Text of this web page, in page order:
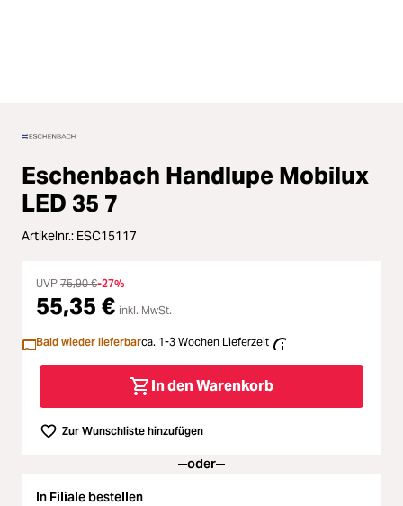
Loading...Zubehör
Loading...Licht & Studio
Loading...Bildbearbeitung
Loading...Ferngläser
Loading...Second Hand
Loading...SALE
Loading...
Eschenbach Handlupe Mobilux
LED 35 7
Artikelnr.: ESC15117
UVP 75,90 €-27%
55,35 € inkl. MwSt.
Bald wieder lieferbarca. 1-3 Wochen Lieferzeit
In den Warenkorb
Zur Wunschliste hinzufügen
oder
In Filiale bestellen